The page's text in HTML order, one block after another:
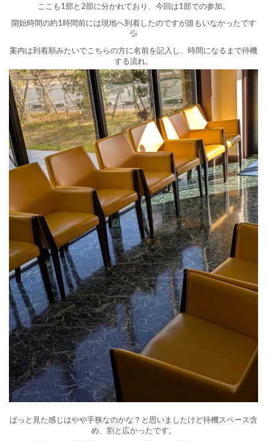
ここも1部と2部に分かれており、今回は1部での参加。
開始時間の約1時間前には現地へ到着したのですが誰もいなかったです
💦
案内は到着順みたいでこちらの方に名前を記入し、時間になるまで待機
する流れ。
ぱっと見た感じはやや手狭なのかな？と思いましたけど待機スペース含
め、割と広かったです。